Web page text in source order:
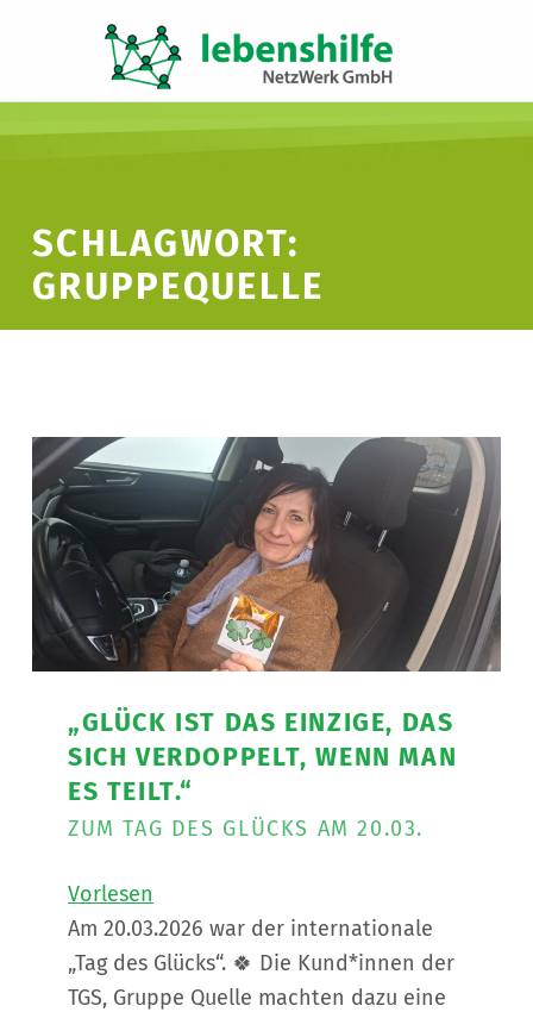
SCHLAGWORT:
GRUPPEQUELLE
„GLÜCK IST DAS EINZIGE, DAS
SICH VERDOPPELT, WENN MAN
ES TEILT.“
ZUM TAG DES GLÜCKS AM 20.03.
Vorlesen
Am 20.03.2026 war der internationale
„Tag des Glücks“. 🍀 Die Kund*innen der
TGS, Gruppe Quelle machten dazu eine